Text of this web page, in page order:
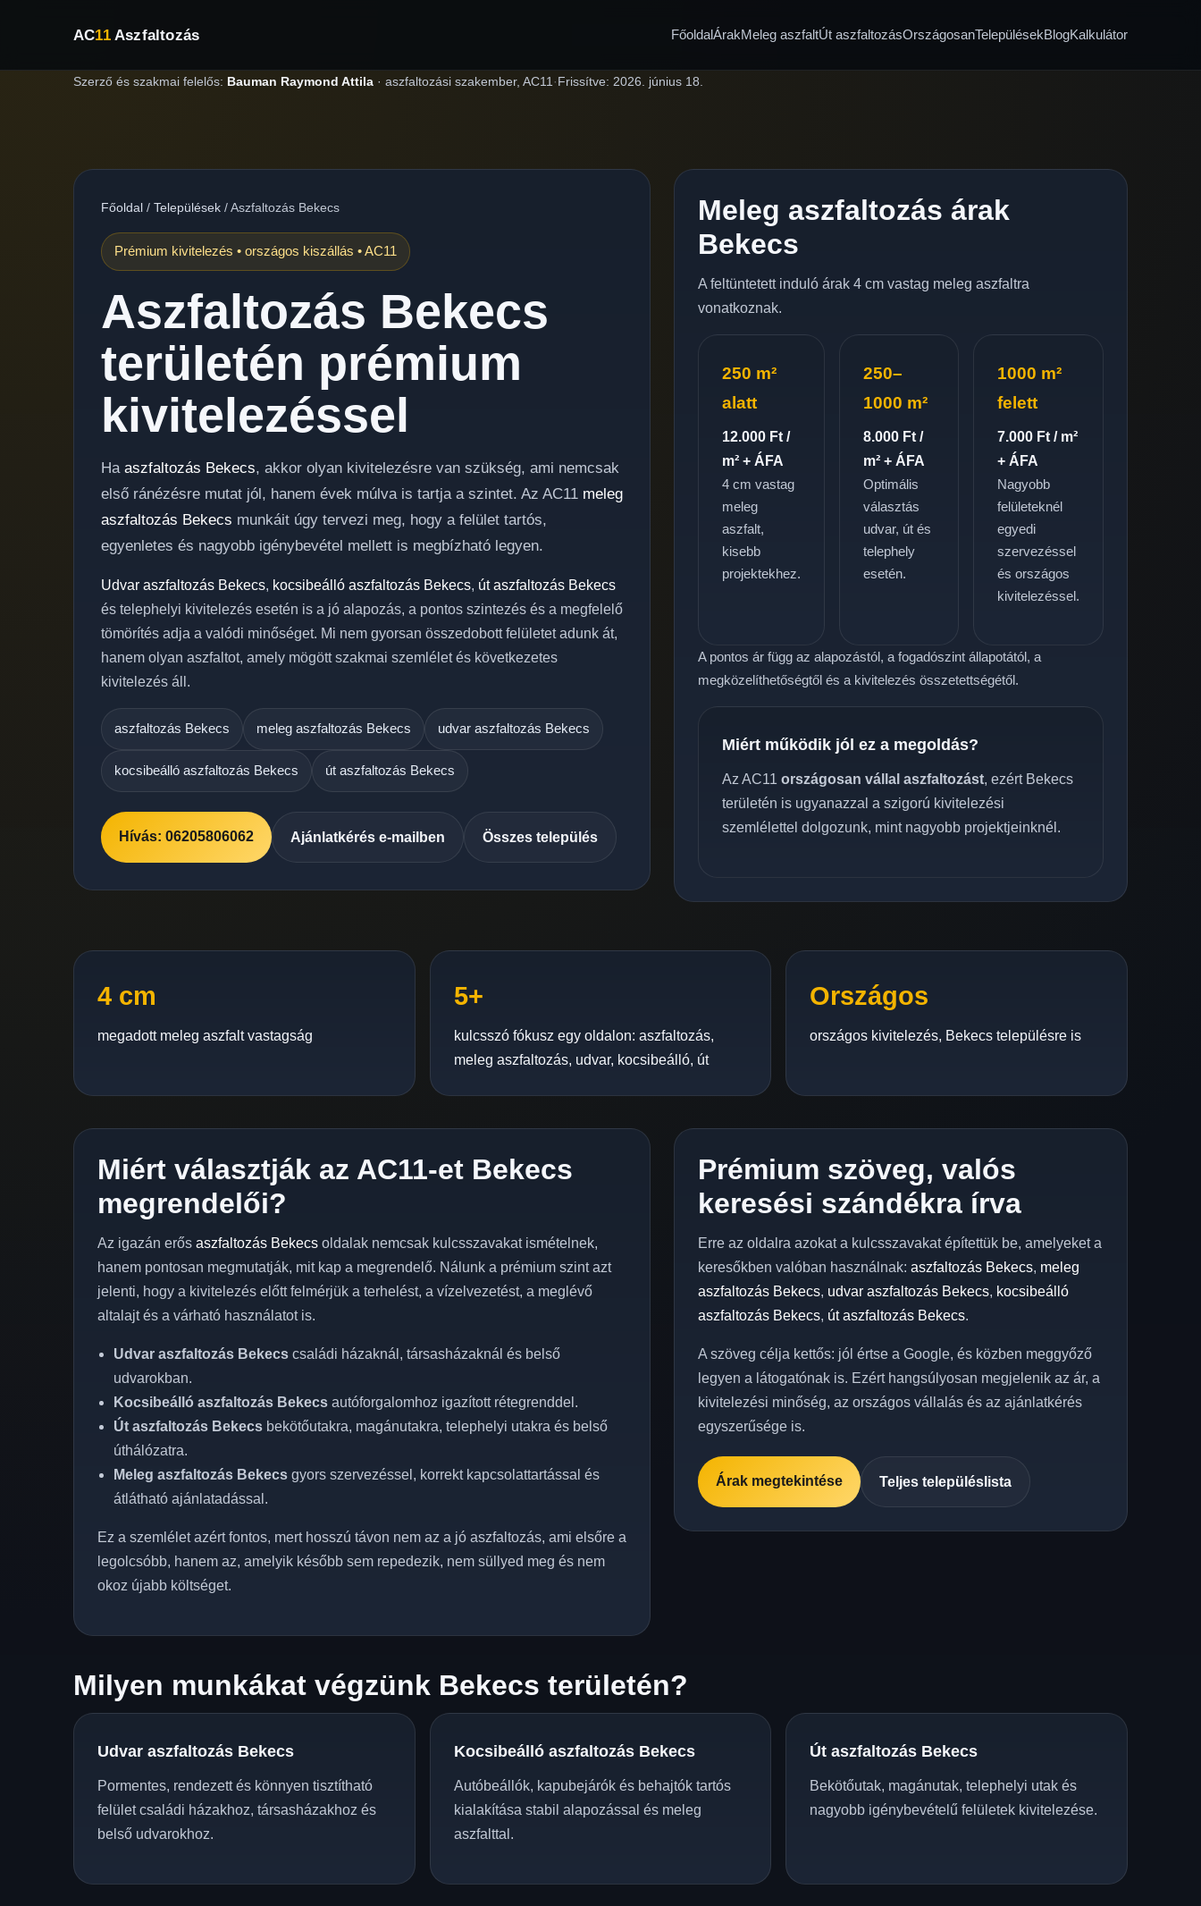
AC11Aszfaltozás FőoldalÁrakMeleg aszfaltÚt aszfaltozásOrszágosanTelepülésekBlogKalkulátor
Szerző és szakmai felelős: Bauman Raymond Attila · aszfaltozási szakember, AC11 ·Frissítve: 2026. június 18.
Főoldal / Települések /Aszfaltozás Bekecs
Prémium kivitelezés • országos kiszállás • AC11
Aszfaltozás Bekecs
területén prémium
kivitelezéssel
Ha aszfaltozás Bekecs, akkor olyan kivitelezésre van szükség, ami nemcsak
első ránézésre mutat jól, hanem évek múlva is tartja a szintet. Az AC11 meleg
aszfaltozás Bekecs munkáit úgy tervezi meg, hogy a felület tartós,
egyenletes és nagyobb igénybevétel mellett is megbízható legyen.
Udvar aszfaltozás Bekecs, kocsibeálló aszfaltozás Bekecs, út aszfaltozás Bekecs
és telephelyi kivitelezés esetén is a jó alapozás, a pontos szintezés és a megfelelő
tömörítés adja a valódi minőséget. Mi nem gyorsan összedobott felületet adunk át,
hanem olyan aszfaltot, amely mögött szakmai szemlélet és következetes
kivitelezés áll.
aszfaltozás Bekecs meleg aszfaltozás Bekecs udvar aszfaltozás Bekecs
kocsibeálló aszfaltozás Bekecs út aszfaltozás Bekecs
Hívás: 06205806062 Ajánlatkérés e-mailben Összes település
Meleg aszfaltozás árak
Bekecs
A feltüntetett induló árak 4 cm vastag meleg aszfaltra
vonatkoznak.
250 m²
alatt
12.000 Ft /
m² + ÁFA
4 cm vastag
meleg
aszfalt,
kisebb
projektekhez.
250–
1000 m²
8.000 Ft /
m² + ÁFA
Optimális
választás
udvar, út és
telephely
esetén.
1000 m²
felett
7.000 Ft / m²
+ ÁFA
Nagyobb
felületeknél
egyedi
szervezéssel
és országos
kivitelezéssel.
A pontos ár függ az alapozástól, a fogadószint állapotától, a
megközelíthetőségtől és a kivitelezés összetettségétől.
Miért működik jól ez a megoldás?
Az AC11országosan vállal aszfaltozást, ezért Bekecs
területén is ugyanazzal a szigorú kivitelezési
szemlélettel dolgozunk, mint nagyobb projektjeinknél.
4 cm
megadott meleg aszfalt vastagság
5+
kulcsszó fókusz egy oldalon: aszfaltozás,
meleg aszfaltozás, udvar, kocsibeálló, út
Országos
országos kivitelezés, Bekecs településre is
Miért választják az AC11-et Bekecs
megrendelői?
Az igazán erős aszfaltozás Bekecs oldalak nemcsak kulcsszavakat ismételnek,
hanem pontosan megmutatják, mit kap a megrendelő. Nálunk a prémium szint azt
jelenti, hogy a kivitelezés előtt felmérjük a terhelést, a vízelvezetést, a meglévő
altalajt és a várható használatot is.
Udvar aszfaltozás Bekecs családi házaknál, társasházaknál és belső
udvarokban.
Kocsibeálló aszfaltozás Bekecs autóforgalomhoz igazított rétegrenddel.
Út aszfaltozás Bekecs bekötőutakra, magánutakra, telephelyi utakra és belső
úthálózatra.
Meleg aszfaltozás Bekecs gyors szervezéssel, korrekt kapcsolattartással és
átlátható ajánlatadással.
Ez a szemlélet azért fontos, mert hosszú távon nem az a jó aszfaltozás, ami elsőre a
legolcsóbb, hanem az, amelyik később sem repedezik, nem süllyed meg és nem
okoz újabb költséget.
Prémium szöveg, valós
keresési szándékra írva
Erre az oldalra azokat a kulcsszavakat építettük be, amelyeket a
keresőkben valóban használnak:aszfaltozás Bekecs, meleg
aszfaltozás Bekecs, udvar aszfaltozás Bekecs, kocsibeálló
aszfaltozás Bekecs, út aszfaltozás Bekecs.
A szöveg célja kettős: jól értse a Google, és közben meggyőző
legyen a látogatónak is. Ezért hangsúlyosan megjelenik az ár, a
kivitelezési minőség, az országos vállalás és az ajánlatkérés
egyszerűsége is.
Árak megtekintése Teljes településlista
Milyen munkákat végzünk Bekecs területén?
Udvar aszfaltozás Bekecs
Pormentes, rendezett és könnyen tisztítható
felület családi házakhoz, társasházakhoz és
belső udvarokhoz.
Kocsibeálló aszfaltozás Bekecs
Autóbeállók, kapubejárók és behajtók tartós
kialakítása stabil alapozással és meleg
aszfalttal.
Út aszfaltozás Bekecs
Bekötőutak, magánutak, telephelyi utak és
nagyobb igénybevételű felületek kivitelezése.